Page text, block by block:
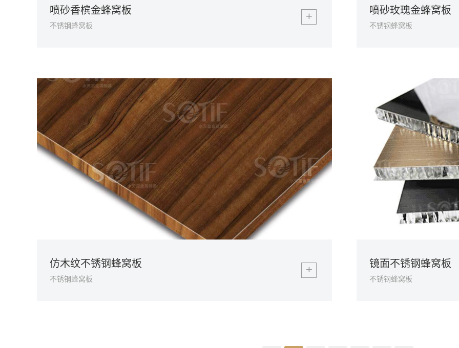
喷砂香槟金蜂窝板
不锈钢蜂窝板
+ 喷砂玫瑰金蜂窝板
不锈钢蜂窝板
仿木纹不锈钢蜂窝板
不锈钢蜂窝板
+ 镜面不锈钢蜂窝板
不锈钢蜂窝板